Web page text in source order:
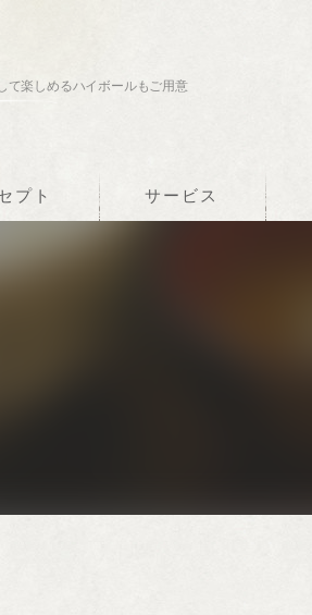
て楽しめるハイボールもご用意
プト サービス